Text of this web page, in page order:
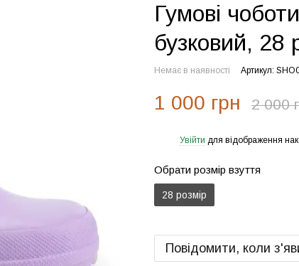
Гумові
бузковий, 28
Немає в наявності Артикул:
1 000 грн 2 000
Увійти для відображення
Обрати розмір взуття
28 розмір
Повідомити, коли